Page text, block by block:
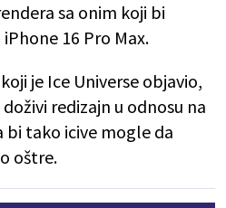
sa onim koji bi
16 Pro Max.
je Ice Universe objavio,
redizajn u odnosu na
tako icive mogle da
oštre.